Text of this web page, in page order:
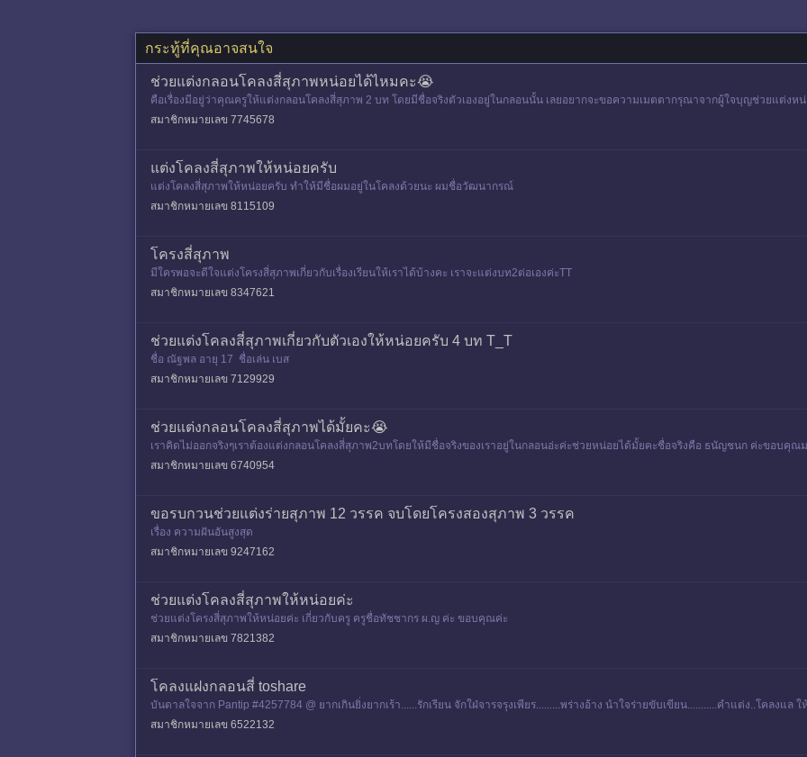
กระทู้ที่คุณอาจสนใจ
ช่วยแต่งกลอนโคลงสี่สุภาพหน่อยได้ไหมคะ😭
คือเรื่องมีอยู่ว่าคุณครูให้แต่งกลอนโคลงสี่สุภาพ 2 บท โดยมีชื่อจริงตัวเองอยู่ในกลอนนั้น เลยอยากจะขอความเมตตากรุณาจากผู้ใจบุญช่วยแต่งห
าชื่อว่าป
สมาชิกหมายเลข 7745678
แต่งโคลงสี่สุภาพให้หน่อยครับ
แต่งโคลงสี่สุภาพให้หน่อยครับ ทำให้มีชื่อผมอยู่ในโคลงด้วยนะ ผมชื่อวัฒนากรณ์​
สมาชิกหมายเลข 8115109
โครงสี่สุภาพ
มีใครพอจะดีใจแต่งโครงสี่สุภาพเกี่ยวกับเรื่องเรียนให้เราได้บ้างคะ เราจะแต่งบท2ต่อเองค่ะTT
สมาชิกหมายเลข 8347621
ช่วยแต่งโคลงสี่สุภาพเกี่ยวกับตัวเองให้หน่อยครับ 4 บท T_T
ชื่อ ณัฐพล อายุ 17 ชื่อเล่น เบส
สมาชิกหมายเลข 7129929
ช่วยแต่งกลอนโคลงสี่สุภาพได้มั้ยคะ😭
เราคิดไม่ออกจริงๆเราต้องแต่งกลอนโคลงสี่สุภาพ2บทโดยให้มีชื่อจริงของเราอยู่ในกลอนอ่ะค่ะช่วยหน่อยได้มั้ยคะชื่อจริงคือ ธนัญชนก ค่ะขอบ
สมาชิกหมายเลข 6740954
ขอรบกวนช่วยแต่งร่ายสุภาพ 12 วรรค จบโดยโครงสองสุภาพ 3 วรรค
เรื่อง ความฝันอันสูงสุด
สมาชิกหมายเลข 9247162
ช่วยแต่งโคลงสี่สุภาพให้หน่อยค่ะ
ช่วยแต่งโครงสี่สุภาพให้หน่อยค่ะ เกี่ยวกับครู ครูชื่อทัชชากร ผ.ญ ค่ะ ขอบคุณค่ะ
สมาชิกหมายเลข 7821382
โคลงแฝงกลอนสี่ toshare
บันดาลใจจาก Pantip #4257784 @ ยากเกินยิ่งยากเร้า......รักเรียน จักใฝ่จารจรุงเพียร.........พร่างอ้าง นำใจร่ายขับเขียน...........คำแต่ง..โคลงแ
สมาชิกหมายเลข 6522132